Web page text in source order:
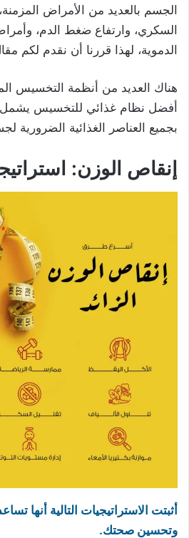
الجسم بالعديد من الأمراض
السكري، وارتفاع ضغط الدم،
الدموية، لهذا قررنا أن نقدم لكم
هناك العديد من أنظمة التخسيس
أفضل نظام غذائي للتخسيس
بجميع العناصر الغذائية
إنقاص الوزن:
أثبتت الاستراتيجيات التالية أنها
وتحسين صحتك.